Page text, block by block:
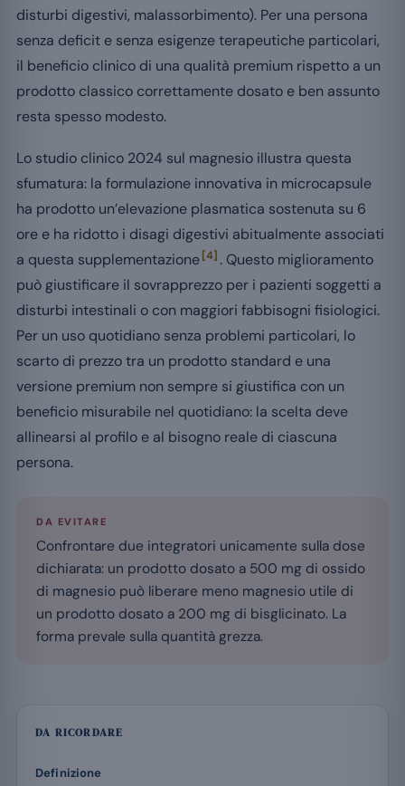
disturbi digestivi, malassorbimento). Per una persona
senza deficit e senza esigenze terapeutiche particolari,
il beneficio clinico di una qualità premium rispetto a un
prodotto classico correttamente dosato e ben assunto
resta spesso modesto.
Lo studio clinico 2024 sul magnesio illustra questa
sfumatura: la formulazione innovativa in microcapsule
ha prodotto un’elevazione plasmatica sostenuta su 6
ore e ha ridotto i disagi digestivi abitualmente associati
a questa supplementazione[4] . Questo miglioramento
può giustificare il sovrapprezzo per i pazienti soggetti a
disturbi intestinali o con maggiori fabbisogni fisiologici.
Per un uso quotidiano senza problemi particolari, lo
scarto di prezzo tra un prodotto standard e una
versione premium non sempre si giustifica con un
beneficio misurabile nel quotidiano: la scelta deve
allinearsi al profilo e al bisogno reale di ciascuna
persona.
DA EVITARE
Confrontare due integratori unicamente sulla dose
dichiarata: un prodotto dosato a 500 mg di ossido
di magnesio può liberare meno magnesio utile di
un prodotto dosato a 200 mg di bisglicinato. La
forma prevale sulla quantità grezza.
DA RICORDARE
Definizione